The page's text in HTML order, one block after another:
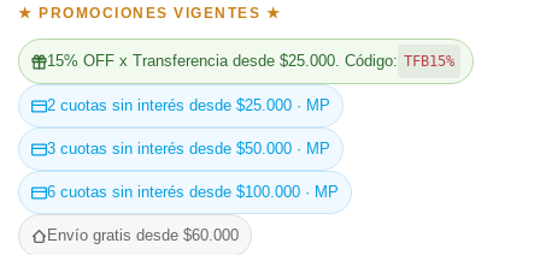
★ PROMOCIONES VIGENTES ★
15% OFF x Transferencia desde $25.000. Código: TFB15%
2 cuotas sin interés desde $25.000 · MP
3 cuotas sin interés desde $50.000 · MP
6 cuotas sin interés desde $100.000 · MP
Envío gratis desde $60.000